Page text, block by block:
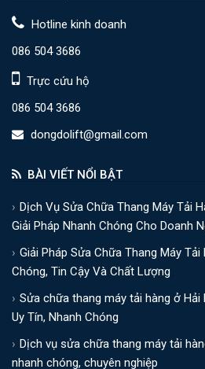
Hotline kinh doanh
086 504 3686
Trực cứu hộ
086 504 3686
dongdolift@gmail.com
BÀI VIẾT NỔI BẬT
Dịch Vụ Sửa Chữa Thang Máy Tải
Giải Pháp Nhanh Chóng Cho Doanh
Giải Pháp Sửa Chữa Thang Máy
Chóng, Tin Cậy Và Chất Lượng
Sửa chữa thang máy tải hàng ở
Uy Tín, Nhanh Chóng
Dịch vụ sửa chữa thang máy tải
nhanh chóng, chuyên nghiệp